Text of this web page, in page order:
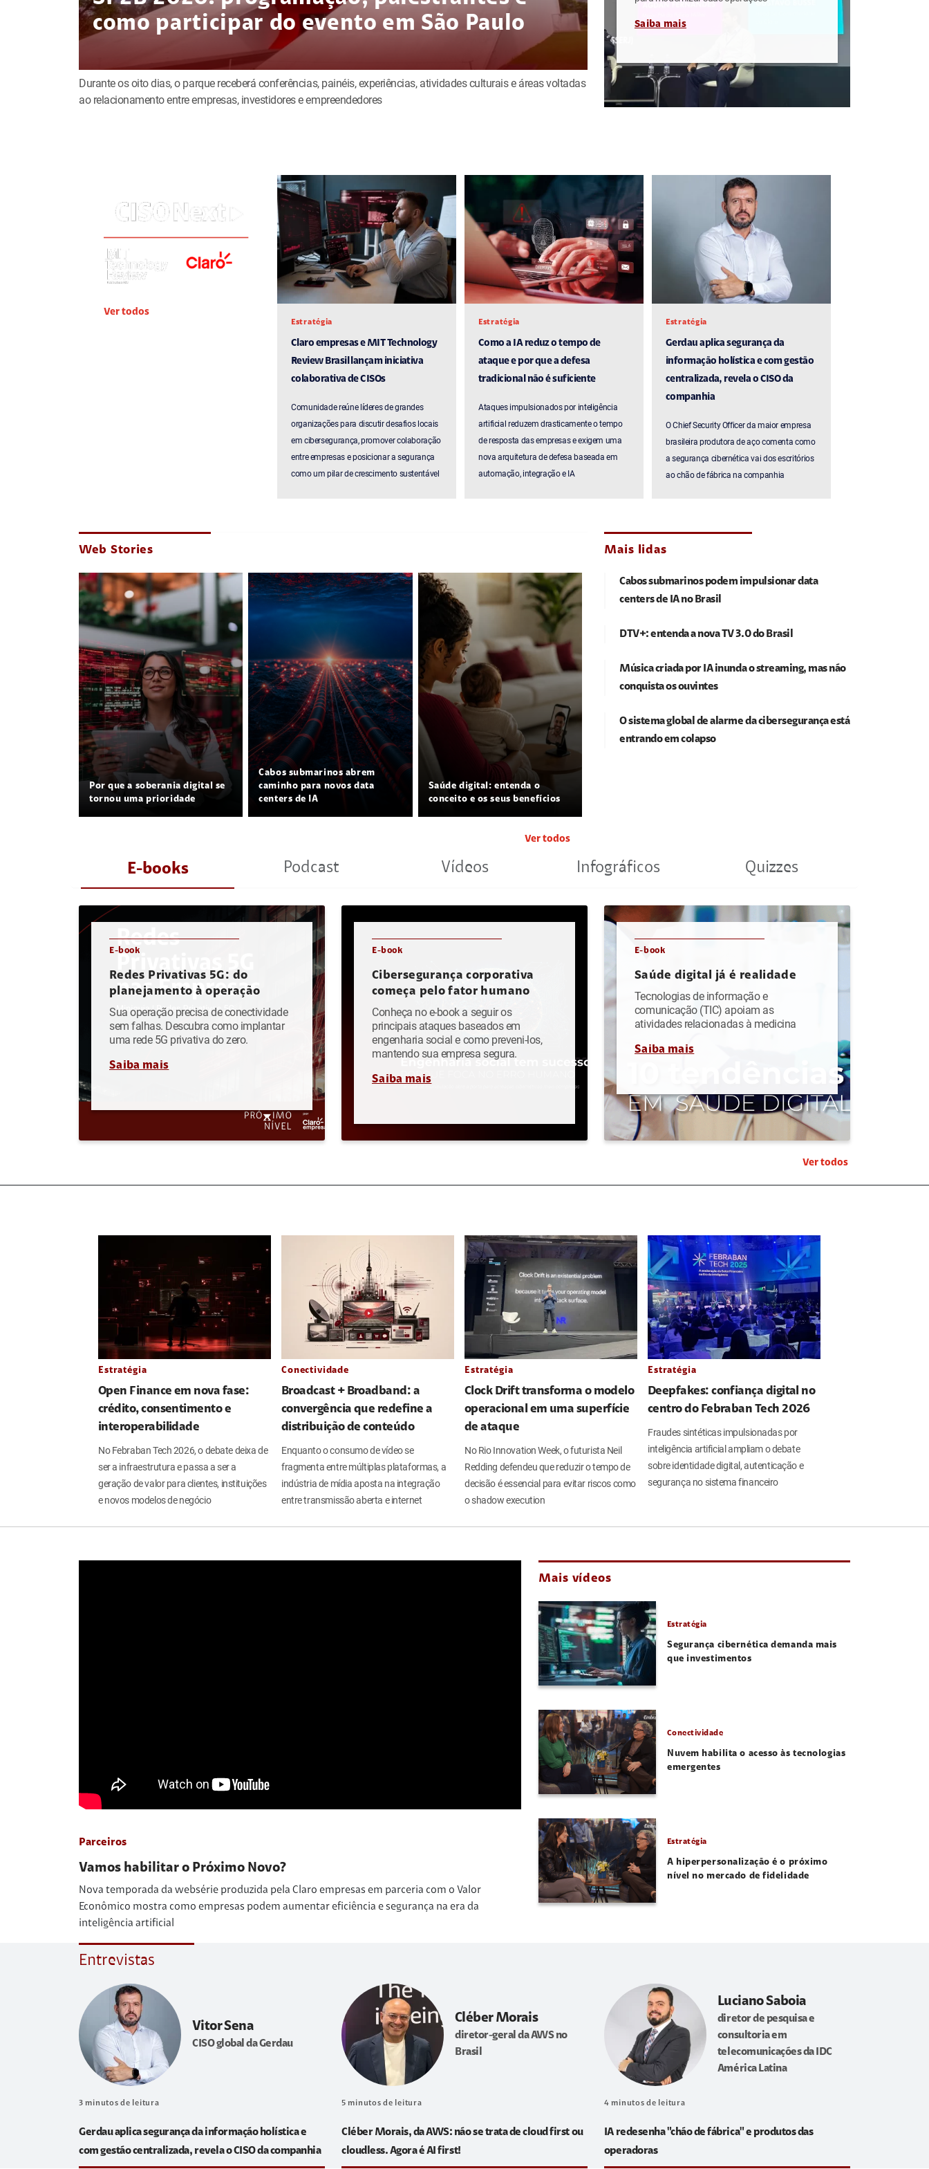
como participar do evento em São Paulo
Durante os oito dias, o parque receberá conferências, painéis, experiências, atividades culturais e áreas voltadas
ao relacionamento entre empresas, investidores e empreendedores
Saiba mais
Ver todos
Estratégia
Claro empresas e MIT Technology
Review Brasil lançam iniciativa
colaborativa de CISOs
Comunidade reúne líderes de grandes
organizações para discutir desafios locais
em cibersegurança, promover colaboração
entre empresas e posicionar a segurança
como um pilar de crescimento sustentável
Estratégia
Como a IA reduz o tempo de
ataque e por que a defesa
tradicional não é suficiente
Ataques impulsionados por inteligência
artificial reduzem drasticamente o tempo
de resposta das empresas e exigem uma
nova arquitetura de defesa baseada em
automação, integração e IA
Estratégia
Gerdau aplica segurança da
informação holística e com gestão
centralizada, revela o CISO da
companhia
O Chief Security Officer da maior empresa
brasileira produtora de aço comenta como
a segurança cibernética vai dos escritórios
ao chão de fábrica na companhia
Web Stories
Por que a soberania digital se
tornou uma prioridade
Cabos submarinos abrem
caminho para novos data
centers de IA
Saúde digital: entenda o
conceito e os seus benefícios
Ver todos
Mais lidas
Cabos submarinos podem impulsionar data
centers de IA no Brasil
DTV+: entenda a nova TV 3.0 do Brasil
Música criada por IA inunda o streaming, mas não
conquista os ouvintes
O sistema global de alarme da cibersegurança está
entrando em colapso
E-books Podcast Vídeos Infográficos Quizzes
E-book
Redes Privativas 5G: do
planejamento à operação
Sua operação precisa de conectividade
sem falhas. Descubra como implantar
uma rede 5G privativa do zero.
Saiba mais
E-book
Cibersegurança corporativa
começa pelo fator humano
Conheça no e-book a seguir os
principais ataques baseados em
engenharia social e como preveni-los,
mantendo sua empresa segura.
Saiba mais
E-book
Saúde digital já é realidade
Tecnologias de informação e
comunicação (TIC) apoiam as
atividades relacionadas à medicina
Saiba mais
Ver todos
Estratégia
Open Finance em nova fase:
crédito, consentimento e
interoperabilidade
No Febraban Tech 2026, o debate deixa de
ser a infraestrutura e passa a ser a
geração de valor para clientes, instituições
e novos modelos de negócio
Conectividade
Broadcast + Broadband: a
convergência que redefine a
distribuição de conteúdo
Enquanto o consumo de vídeo se
fragmenta entre múltiplas plataformas, a
indústria de mídia aposta na integração
entre transmissão aberta e internet
Estratégia
Clock Drift transforma o modelo
operacional em uma superfície
de ataque
No Rio Innovation Week, o futurista Neil
Redding defendeu que reduzir o tempo de
decisão é essencial para evitar riscos como
o shadow execution
Estratégia
Deepfakes: confiança digital no
centro do Febraban Tech 2026
Fraudes sintéticas impulsionadas por
inteligência artificial ampliam o debate
sobre identidade digital, autenticação e
segurança no sistema financeiro
Parceiros
Vamos habilitar o Próximo Novo?
Nova temporada da websérie produzida pela Claro empresas em parceria com o Valor
Econômico mostra como empresas podem aumentar eficiência e segurança na era da
inteligência artificial
Mais vídeos
Estratégia
Segurança cibernética demanda mais
que investimentos
Conectividade
Nuvem habilita o acesso às tecnologias
emergentes
Estratégia
A hiperpersonalização é o próximo
nível no mercado de fidelidade
Entrevistas
Vitor Sena
CISO global da Gerdau
3 minutos de leitura
Gerdau aplica segurança da informação holística e
com gestão centralizada, revela o CISO da companhia
Cléber Morais
diretor-geral da AWS no
Brasil
5 minutos de leitura
Cléber Morais, da AWS: não se trata de cloud first ou
cloudless. Agora é AI first!
Luciano Saboia
diretor de pesquisa e
consultoria em
telecomunicações da IDC
América Latina
4 minutos de leitura
IA redesenha "chão de fábrica" e produtos das
operadoras